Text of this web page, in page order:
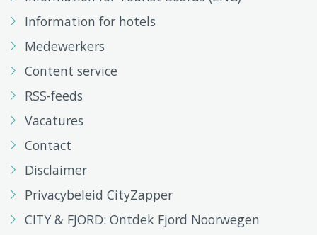
Information for hotels
Medewerkers
Content service
RSS-feeds
Vacatures
Contact
Disclaimer
Privacybeleid CityZapper
CITY & FJORD: Ontdek Fjord Noorwegen